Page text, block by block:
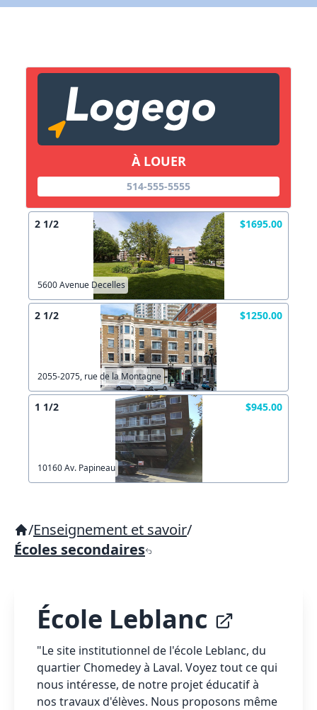
À LOUER
514-555-5555
2 1/2 $1695.00
5600 Avenue Decelles
2 1/2 $1250.00
2055-2075, rue de la Montagne
1 1/2 $945.00
10160 Av. Papineau
/Enseignement et savoir/
Écoles secondaires
École Leblanc
"Le site institutionnel de l'école Leblanc, du
quartier Chomedey à Laval. Voyez tout ce qui
nous intéresse, de notre projet éducatif à
nos travaux d'élèves. Nous proposons même
Lien vers inscription (sera inclus dans courriel)
Copier lien
X Fermer